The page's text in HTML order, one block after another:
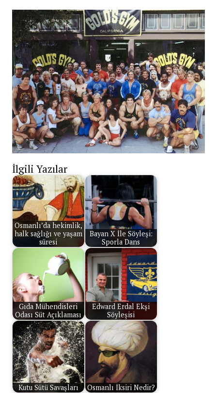
İlgili Yazılar
Osmanlı’da hekimlik,
halk sağlığı ve yaşam
süresi
Bayan X İle Söyleşi:
Sporla Dans
Gıda Mühendisleri
Odası Süt Açıklaması
Edward Erdal Ekşi
Söyleşisi
Kutu Sütü Savaşları Osmanlı İksiri Nedir?